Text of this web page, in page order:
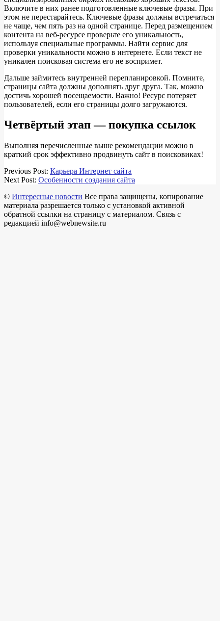
Включите в них ранее подготовленные ключевые фразы. При
этом не перестарайтесь. Ключевые фразы должны встречаться
не чаще, чем пять раз на одной странице. Перед размещением
контента на веб-ресурсе проверьте его уникальность,
используя специальные программы. Найти сервис для
проверки уникальности можно в интернете. Если текст не
уникален поисковая система его не воспримет.
Дальше займитесь внутренней перепланировкой. Помните,
страницы сайта должны дополнять друг друга. Так, можно
достичь хорошей посещаемости. Важно! Ресурс потеряет
пользователей, если его страницы долго загружаются.
Четвёртый этап — покупка ссылок
Выполняя перечисленные выше рекомендации можно в
краткий срок эффективно продвинуть сайт в поисковиках!
2018-
03-
Previous Post: Карьера Интернет сайта
Next Post: Особенности создания сайта
© Интересные новости Все права защищены, копирование
материала разрешается только с установкой активной
обратной ссылки на страницу с материалом. Связь с
редакцией info@webnewsite.ru